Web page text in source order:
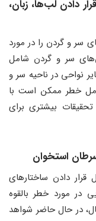
دادن لب‌ها، زبان،
سر و گردن را در مورد
سر و گردن شامل
نواحی در ناحیه سر و
خطر ممکن است با
بیشتری برای
قرار دادن ساختارهای
در مورد خطر بالقوه
در حال حاضر شواهد